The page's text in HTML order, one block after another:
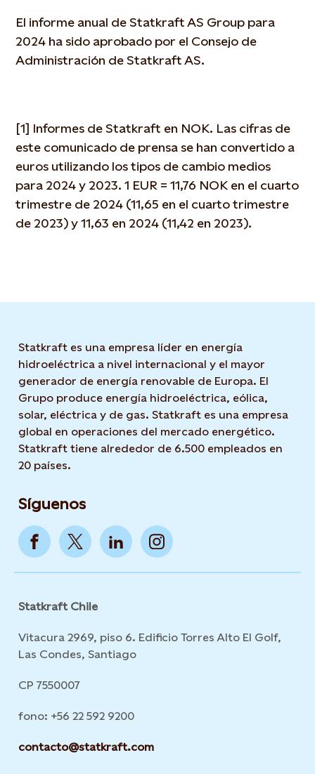
El informe anual de Statkraft AS Group para
2024 ha sido aprobado por el Consejo de
Administración de Statkraft AS.
[1] Informes de Statkraft en NOK. Las cifras de
este comunicado de prensa se han convertido a
euros utilizando los tipos de cambio medios
para 2024 y 2023. 1 EUR = 11,76 NOK en el cuarto
trimestre de 2024 (11,65 en el cuarto trimestre
de 2023) y 11,63 en 2024 (11,42 en 2023).
Statkraft es una empresa líder en energía
hidroeléctrica a nivel internacional y el mayor
generador de energía renovable de Europa. El
Grupo produce energía hidroeléctrica, eólica,
solar, eléctrica y de gas. Statkraft es una empresa
global en operaciones del mercado energético.
Statkraft tiene alrededor de 6.500 empleados en
20 países.
Síguenos
Statkraft Chile
Vitacura 2969, piso 6. Edificio Torres Alto El Golf,
Las Condes, Santiago
CP 7550007
fono: +56 22 592 9200
contacto@statkraft.com